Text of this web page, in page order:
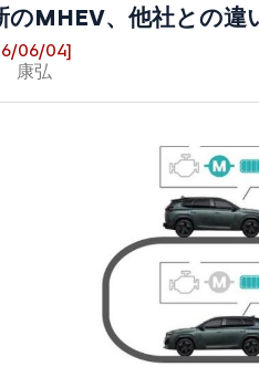
のMHEV、他社との違
06/04]
康弘